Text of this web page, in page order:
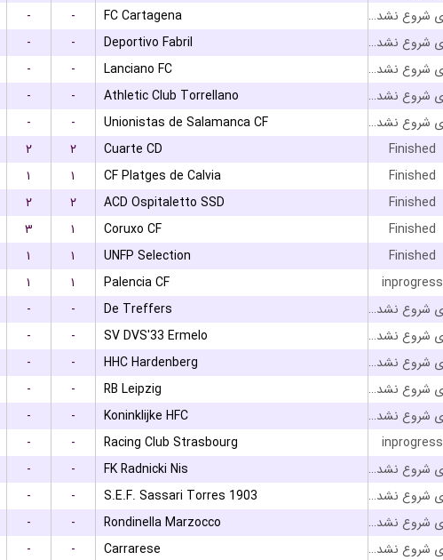
- - FC Cartagena بازی شروع نشده است
- - Deportivo Fabril بازی شروع نشده است
- - Lanciano FC بازی شروع نشده است
- - Athletic Club Torrellano بازی شروع نشده است
- - Unionistas de Salamanca CF بازی شروع نشده است
۲ ۲ Cuarte CD Finished
۱ ۱ CF Platges de Calvia Finished
۲ ۲ ACD Ospitaletto SSD Finished
۳ ۱ Coruxo CF Finished
۱ ۱ UNFP Selection Finished
۱ ۱ Palencia CF inprogress
- - De Treffers بازی شروع نشده است
- - SV DVS'33 Ermelo بازی شروع نشده است
- - HHC Hardenberg بازی شروع نشده است
- - RB Leipzig بازی شروع نشده است
- - Koninklijke HFC بازی شروع نشده است
- - Racing Club Strasbourg inprogress
- - FK Radnicki Nis بازی شروع نشده است
- - S.E.F. Sassari Torres 1903 بازی شروع نشده است
- - Rondinella Marzocco بازی شروع نشده است
- - Carrarese بازی شروع نشده است